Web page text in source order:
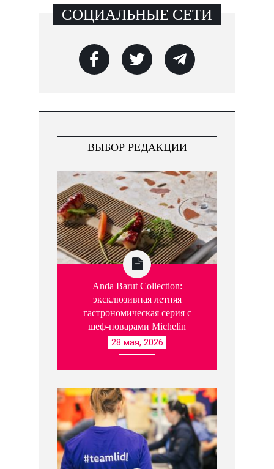
СОЦИАЛЬНЫЕ СЕТИ
ВЫБОР РЕДАКЦИИ
Anda Barut Collection:
эксклюзивная летняя
гастрономическая серия с
шеф-поварами Michelin
28 мая, 2026